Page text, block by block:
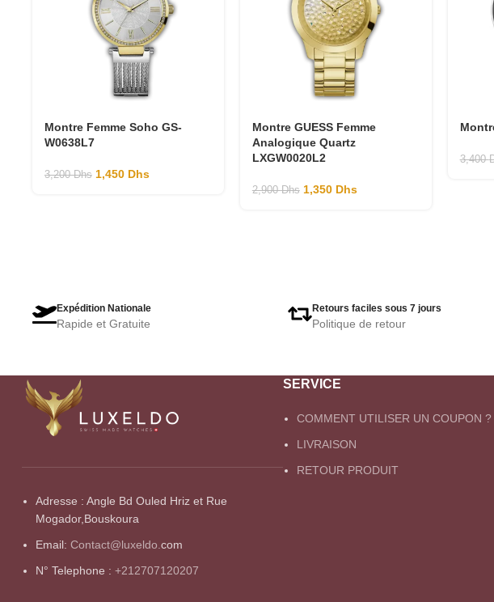
Montre Femme Soho GS-
W0638L7
3,200Dhs 1,450 Dhs
Montre GUESS Femme
Analogique Quartz
LXGW0020L2
2,900Dhs 1,350 Dhs
3,400
Expédition Nationale
Rapide et Gratuite
Retours faciles sous 7 jours
Politique de retour
Adresse : Angle Bd Ouled Hriz et Rue
Mogador,Bouskoura
Email: Contact@luxeldo. com
N° Telephone : +212707120207
SERVICE
COMMENT UTILISER UN COUPON ?
LIVRAISON
RETOUR PRODUIT